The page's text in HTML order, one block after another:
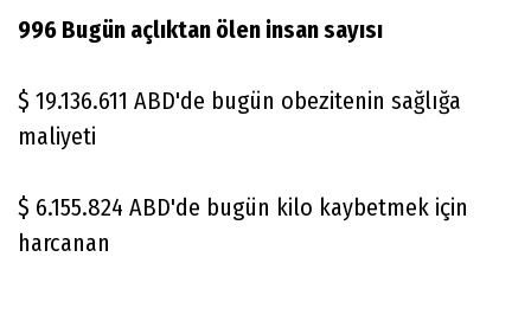
996 Bugün açlıktan ölen insan sayısı
$ 19.136.611 ABD'de bugün obezitenin sağlığa
maliyeti
$ 6.155.824 ABD'de bugün kilo kaybetmek için
harcanan